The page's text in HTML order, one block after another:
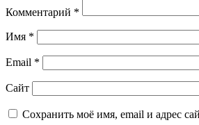
Комментарий *
Имя *
Email *
Сайт
Сохранить моё имя, email и адрес